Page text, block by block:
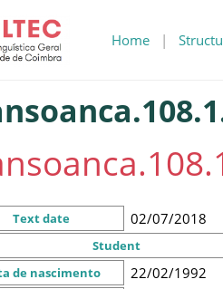
Home |
Text date 02/07/2018
Student
de nascimento
22/02/1992